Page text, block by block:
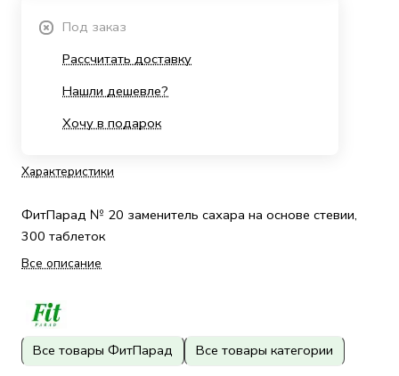
Характеристики
ФитПарад № 20 заменитель сахара на основе стевии,
300 таблеток
Все описание
Все товары ФитПарад Все товары категории
Под заказ
Рассчитать доставку
Нашли дешевле?
Хочу в подарок